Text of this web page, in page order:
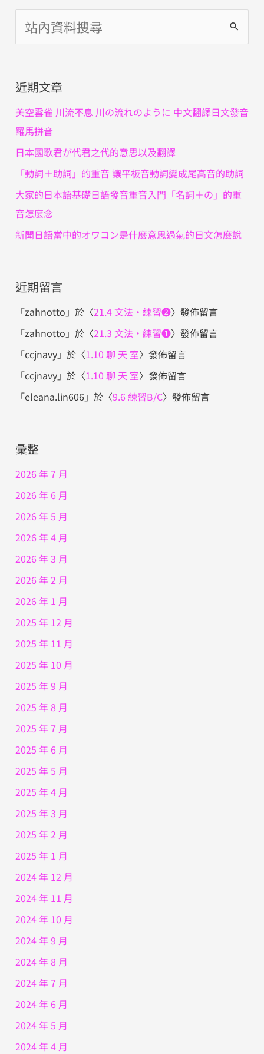
尋
鍵
字
:
近期文章
美空雲雀 川流不息 川の流れのように 中文翻譯日文發音
羅馬拼音
日本國歌君が代君之代的意思以及翻譯
「動詞＋助詞」的重音 讓平板音動詞變成尾高音的助詞
大家的日本語基礎日語發音重音入門「名詞＋の」的重
音怎麼念
新聞日語當中的オワコン是什麼意思過氣的日文怎麼說
近期留言
「zahnotto 」於〈21.4 文法・練習❷〉發佈留言
「zahnotto 」於〈21.3 文法・練習❶〉發佈留言
「ccjnavy」於〈1.10 聊 天 室〉發佈留言
「ccjnavy」於〈1.10 聊 天 室〉發佈留言
「eleana.lin606」於〈9.6 練習B/C〉發佈留言
彙整
2026 年 7 月
2026 年 6 月
2026 年 5 月
2026 年 4 月
2026 年 3 月
2026 年 2 月
2026 年 1 月
2025 年 12 月
2025 年 11 月
2025 年 10 月
2025 年 9 月
2025 年 8 月
2025 年 7 月
2025 年 6 月
2025 年 5 月
2025 年 4 月
2025 年 3 月
2025 年 2 月
2025 年 1 月
2024 年 12 月
2024 年 11 月
2024 年 10 月
2024 年 9 月
2024 年 8 月
2024 年 7 月
2024 年 6 月
2024 年 5 月
2024 年 4 月